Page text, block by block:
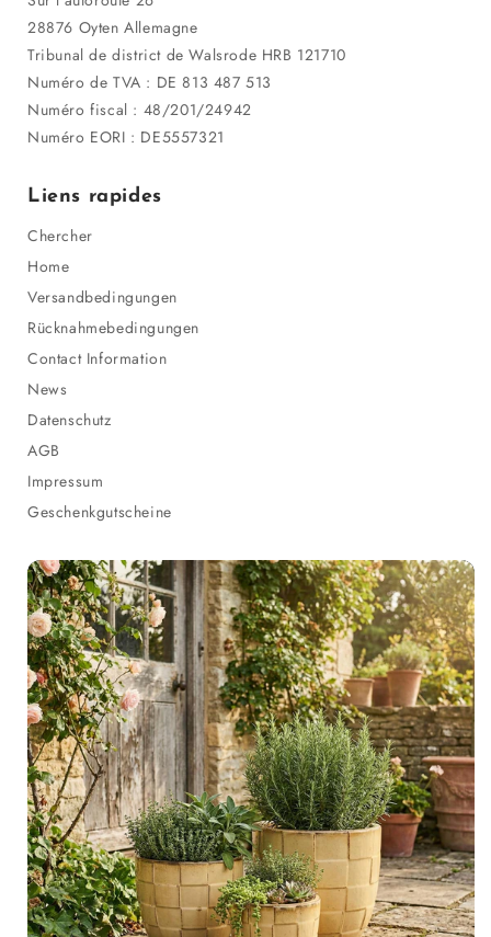
28876 Oyten Allemagne
Tribunal de district de Walsrode HRB 121710
Numéro de TVA : DE 813 487 513
Numéro fiscal : 48/201/24942
Numéro EORI : DE5557321
Liens rapides
Chercher
Home
Versandbedingungen
Rücknahmebedingungen
Contact Information
News
Datenschutz
AGB
Impressum
Geschenkgutscheine